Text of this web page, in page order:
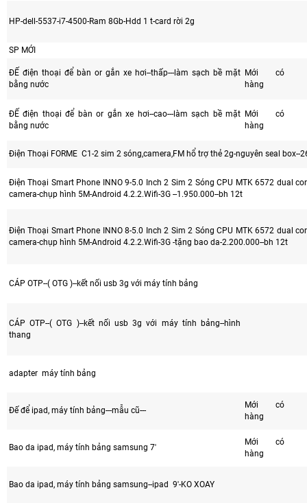
HP-dell-5537-i7-4500-Ram 8Gb-Hdd 1 t-card rời 2g
SP MỚI
ĐẾ điện thoại để bàn or gắn xe hơi--thấp---làm sạch bề mặt
bằng nước
Mới có
hàng
ĐẾ điện thoại để bàn or gắn xe hơi--cao---làm sạch bề mặt
bằng nước
Mới có
hàng
Điện Thoại FORME C1-2 sim 2 sóng,camera,FM hổ trợ thẻ 2g-nguyên seal box--
Điện Thoại Smart Phone INNO 9-5.0 Inch 2 Sim 2 Sóng CPU MTK 6572 dual
camera-chụp hình 5M-Android 4.2.2.Wifi-3G --1.950.000--bh 12t
Điện Thoại Smart Phone INNO 8-5.0 Inch 2 Sim 2 Sóng CPU MTK 6572 dual
camera-chụp hình 5M-Android 4.2.2.Wifi-3G -tặng bao da-2.200.000--bh 12t
CÁP OTP--( OTG )--kết nối usb 3g với máy tính bảng
CÁP OTP--( OTG )--kết nối usb 3g với máy tính bảng--hình
thang
adapter máy tính bảng
Đế để ipad, máy tính bảng---mẫu cũ---
Mới có
hàng
Bao da ipad, máy tính bảng samsung 7'
Mới có
hàng
Bao da ipad, máy tính bảng samsung--ipad 9'-KO XOAY